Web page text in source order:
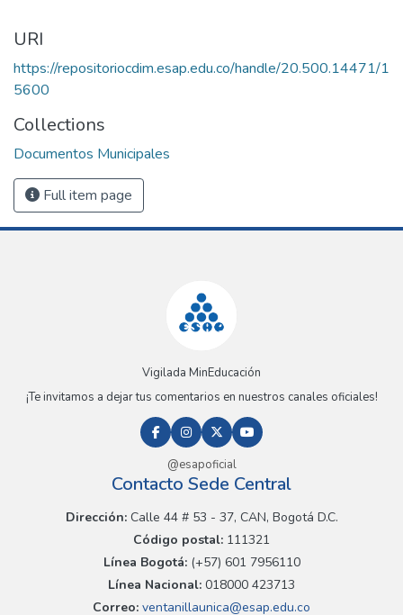
URI
https://repositoriocdim.esap.edu.co/handle/20.500.14471/1
5600
Collections
Documentos Municipales
Full item page
Vigilada MinEducación
¡Te invitamos a dejar tus comentarios en nuestros canales oficiales!
@esapoficial
Contacto Sede Central
Dirección:Calle 44 # 53 - 37, CAN, Bogotá D.C.
Código postal: 111321
Línea Bogotá:(+57) 601 7956110
Línea Nacional: 018000 423713
Correo: ventanillaunica@esap.edu.co